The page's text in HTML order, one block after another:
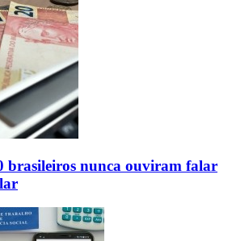
brasileiros nunca ouviram falar